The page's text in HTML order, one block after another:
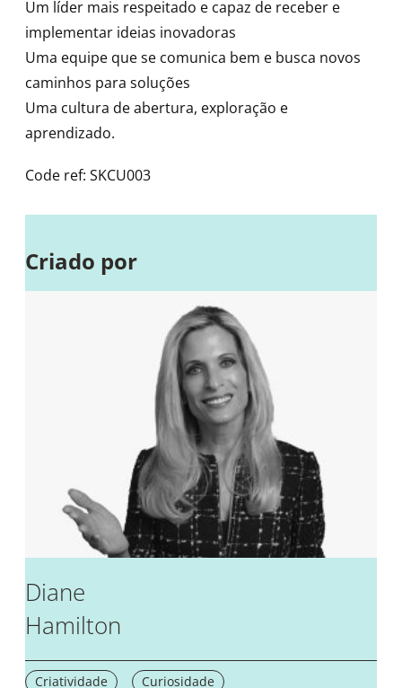
Um líder mais respeitado e capaz de receber e
implementar ideias inovadoras
Uma equipe que se comunica bem e busca novos
caminhos para soluções
Uma cultura de abertura, exploração e
aprendizado.
Code ref: SKCU003
Criado por
Diane
Hamilton
Criatividade Curiosidade